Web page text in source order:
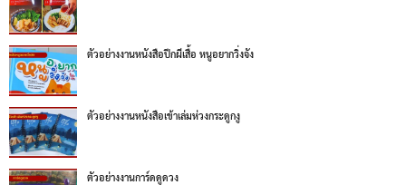
ตัวอย่างงานหนังสือปีกผีเสื้อ หนูอยากวิ่งจัง
ตัวอย่างงานหนังสือเข้าเล่มห่วงกระดูกงู
ตัวอย่างงานการ์ดดูดวง